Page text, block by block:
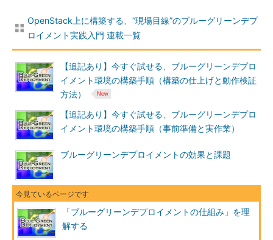
OpenStack上に構築する、“現場目線”のブルーグリーンデプ
ロイメント実践入門 連載一覧
【追記あり】今すぐ試せる、ブルーグリーンデプロ
イメント環境の構築手順（構築の仕上げと動作検証
方法）
【追記あり】今すぐ試せる、ブルーグリーンデプロ
イメント環境の構築手順（事前準備と実作業）
ブルーグリーンデプロイメントの効果と課題
「ブルーグリーンデプロイメントの仕組み」を理
解する